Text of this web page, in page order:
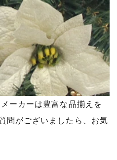
ーカーは豊富な品揃えを
問がございましたら、お気